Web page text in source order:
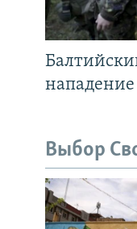
нападение
Выбор